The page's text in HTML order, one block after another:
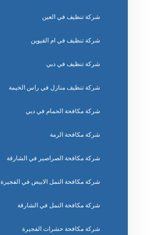
شركة تنظيف في العين
شركة تنظيف في ام القيوين
شركة تنظيف في دبي
شركة تنظيف منازل في راس الخيمة
شركة مكافحة الحمام في دبي
شركة مكافحة الرمة
شركة مكافحة الصراصير في الشارقة
شركة مكافحة النمل الابيض في الفجيرة
شركة مكافحة النمل في الشارقة
شركة مكافحة حشرات الفجيرة